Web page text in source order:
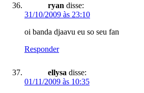
ryan disse:
31/10/2009 às 23:10
oi banda djaavu eu so seu fan
Responder
ellysa disse:
01/11/2009 às 10:35